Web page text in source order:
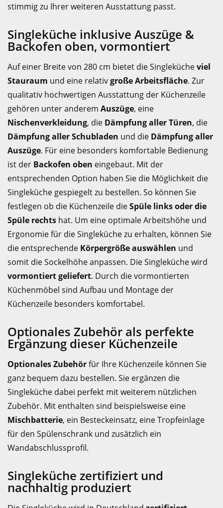
stimmig zu Ihrer weiteren Ausstattung passt.
Singleküche inklusive Auszüge &
Backofen oben, vormontiert
Auf einer Breite von 280 cm bietet die Singlekücheviel
Stauraum und eine relativgroße Arbeitsfläche. Zur
qualitativ hochwertigen Ausstattung der Küchenzeile
gehören unter anderem Auszüge, eine
Nischenverkleidung, die Dämpfung aller Türen, die
Dämpfung aller Schubladen und die Dämpfung aller
Auszüge. Für eine besonders komfortable Bedienung
ist der Backofen oben eingebaut. Mit der
entsprechenden Option haben Sie die Möglichkeit die
Singleküche gespiegelt zu bestellen. So können Sie
festlegen ob die Küchenzeile dieSpüle links oder die
Spüle rechts hat. Um eine optimale Arbeitshöhe und
Ergonomie für die Singleküche zu erhalten, können Sie
die entsprechende Körpergröße auswählen und
somit die Sockelhöhe anpassen. Die Singleküche wird
vormontiert geliefert. Durch die vormontierten
Küchenmöbel sind Aufbau und Montage der
Küchenzeile besonders komfortabel.
Optionales Zubehör als perfekte
Ergänzung dieser Küchenzeile
Optionales Zubehörfür Ihre Küchenzeile können Sie
ganz bequem dazu bestellen. Sie ergänzen die
Singleküche dabei perfekt mit weiterem nützlichen
Zubehör. Mit enthalten sind beispielsweise eine
Mischbatterie, ein Besteckeinsatz, eine Tropfeinlage
für den Spülenschrank und zusätzlich ein
Wandabschlussprofil.
Singleküche zertifiziert und
nachhaltig produziert